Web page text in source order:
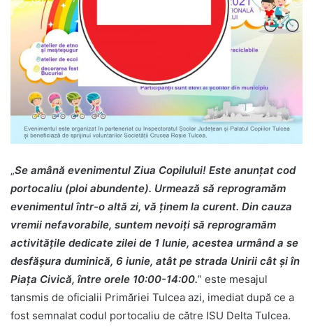
„Se amână evenimentul Ziua Copilului! Este anunțat cod
portocaliu (ploi abundente). Urmează să reprogramăm
evenimentul într-o altă zi, vă ținem la curent. Din cauza
vremii nefavorabile, suntem nevoiți să reprogramăm
activitățile dedicate zilei de 1 Iunie, acestea urmând a se
desfășura duminică, 6 iunie, atât pe strada Unirii cât și în
Piața Civică, între orele 10:00-14:00.” este mesajul
tansmis de oficialii Primăriei Tulcea azi, imediat după ce a
fost semnalat codul portocaliu de către ISU Delta Tulcea.